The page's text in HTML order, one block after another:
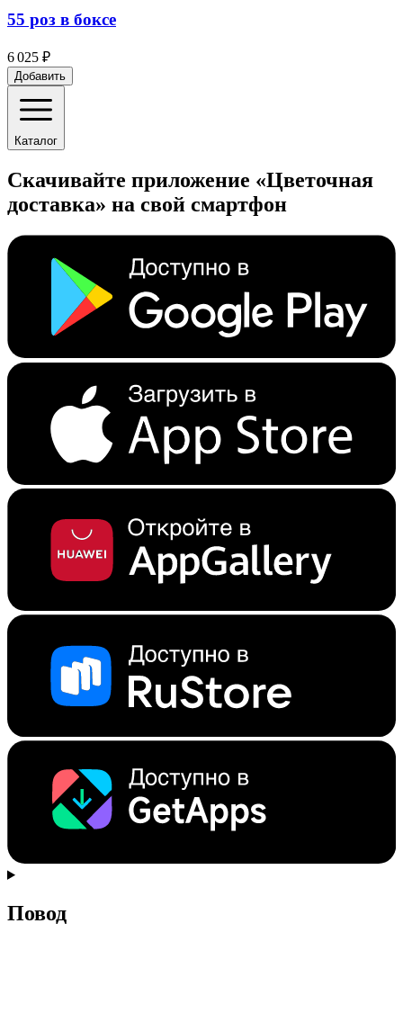
55 роз в боксе
6 025 ₽
Добавить
Каталог
Скачивайте приложение «Цветочная
доставка» на свой смартфон
Повод